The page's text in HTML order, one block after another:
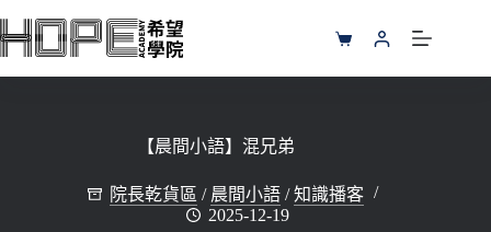
至
購
物
【晨間小語】混兄弟
院長乾貨區 / 晨間小語 /知識播客
2025-12-19